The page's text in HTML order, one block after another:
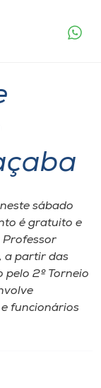
sábado
é gratuito e
Professor
a partir das
pelo 2º Torneio
funcionários